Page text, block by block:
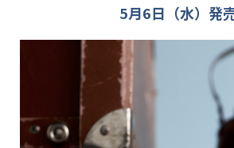
5月6日（水）発